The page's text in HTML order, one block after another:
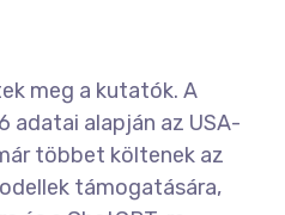
meg a kutatók. A
adatai alapján az USA-
többet költenek az
támogatására,